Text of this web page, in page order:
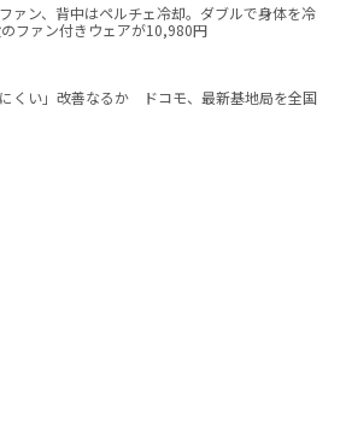
ァン、背中はペルチェ冷却。ダブルで身体を冷
ファン付きウェアが10,980円
にくい」改善なるか ドコモ、最新基地局を全国